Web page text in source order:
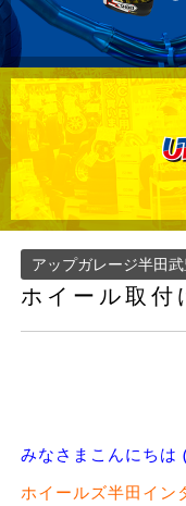
アップガレージ半田
ホイール取
みなさまこんにち
ホイールズ半田イン